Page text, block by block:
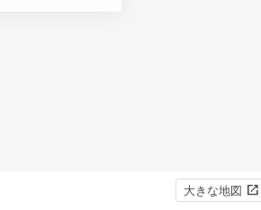
大きな地図